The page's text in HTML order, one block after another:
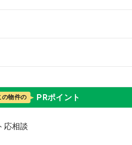
の物件の PRポイント
応相談